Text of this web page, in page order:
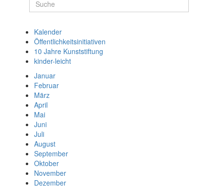
Kalender
Öffentlichkeitsinitiativen
10 Jahre Kunststiftung
kinder-leicht
Januar
Februar
März
April
Mai
Juni
Juli
August
September
Oktober
November
Dezember